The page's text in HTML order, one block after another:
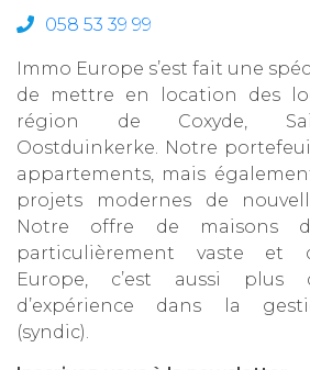
058 53 39 99
Immo Europe s’est fait une
de mettre en location des
région de Coxyde,
Oostduinkerke. Notre
appartements, mais
projets modernes de
Notre offre de maisons
particulièrement vaste et
Europe, c’est aussi plus
d’expérience dans la
(syndic).